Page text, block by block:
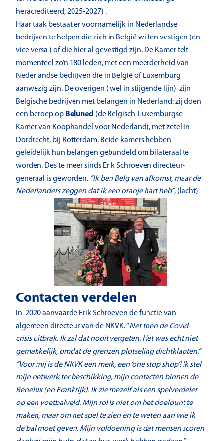
heracrediteerd, 2025-2027) .
Haar taak bestaat er voornamelijk in Nederlandse
bedrijven te helpen die zich in België willen vestigen (en
vice versa ) of die hier al gevestigd zijn. De Kamer telt
momenteel zo’n 180 leden, met een meerderheid van
Nederlandse bedrijven die in België of Luxemburg
aanwezig zijn. De overigen ( wel in stijgende lijn) zijn
Belgische bedrijven met belangen in Nederland: zij doen
een beroep op Beluned (de Belgisch-Luxemburgse
Kamer van Koophandel voor Nederland), met zetel in
Dordrecht, bij Rotterdam. Beide kamers hebben
geleidelijk hun belangen gebundeld om bilateraal te
worden. Des te meer sinds Erik Schroeven directeur-
generaal is geworden. “Ik ben Belg van afkomst, maar de
Nederlanders zeggen dat ik een oranje hart heb”, (lacht)
Contacten verdelen
In 2020 aanvaarde Erik Schroeven de functie van
algemeen directeur van de NKVK. “Net toen de Covid-
crisis uitbrak. Ik zal dat nooit vergeten. Het was echt niet
gemakkelijk, omdat de grenzen plotseling dichtklapten.”
“Voor mij is de NKVK een merk, een ‘one stop shop’! Ik stel
mijn netwerk ter beschikking, mijn contacten binnen de
Benelux (en Frankrijk). Ik zie mezelf als een spelverdeler
op een voetbalveld. Mijn rol is niet om het doelpunt te
maken, maar om het spel te zien en te weten aan wie ik
de bal moet geven. Mijn voldoening is dat mensen scoren